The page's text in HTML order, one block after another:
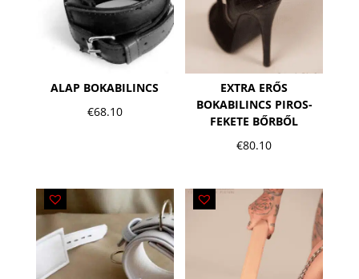
ALAP BOKABILINCS
€68.10
EXTRA ERŐS
BOKABILINCS PIROS-
FEKETE BŐRBŐL
€80.10